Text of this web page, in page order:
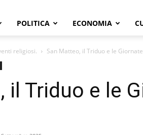
POLITICA ECONOMIA
religiosi. San Matteo, il Triduo e le
il Triduo e le